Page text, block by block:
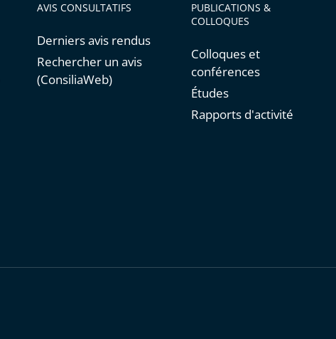
AVIS CONSULTATIFS
Derniers avis rendus
Rechercher un avis
(ConsiliaWeb)
PUBLICATIONS &
COLLOQUES
Colloques et
conférences
Études
Rapports d'activité